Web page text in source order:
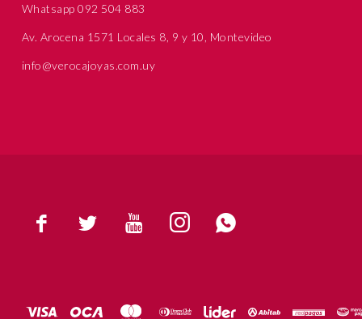
    
Whatsapp 092 504 883
Av. Arocena 1571 Locales 8, 9 y 10, Montevideo
info@verocajoyas.com.uy